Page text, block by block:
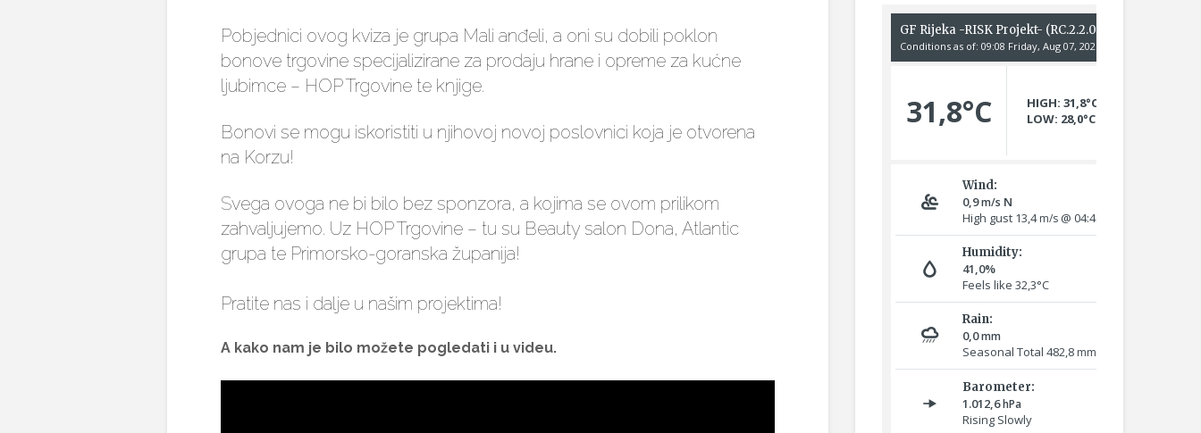
Pobjednici ovog kviza je grupa Mali anđeli, a oni su dobili poklon
bonove trgovine specijalizirane za prodaju hrane i opreme za kućne
ljubimce – HOP Trgovine te knjige.
Bonovi se mogu iskoristiti u njihovoj novoj poslovnici koja je otvorena
na Korzu!
Svega ovoga ne bi bilo bez sponzora, a kojima se ovom prilikom
zahvaljujemo. Uz HOP Trgovine – tu su Beauty salon Dona, Atlantic
grupa te Primorsko-goranska županija!
Pratite nas i dalje u našim projektima!
A kako nam je bilo možete pogledati i u videu.